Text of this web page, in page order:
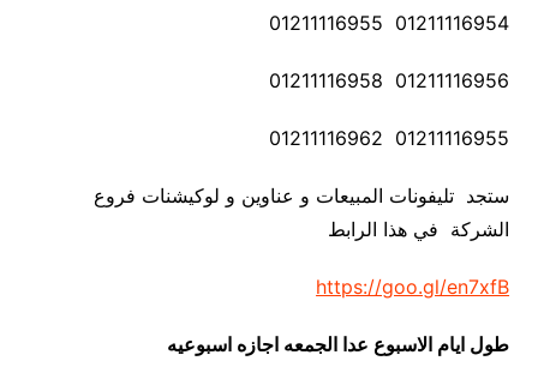
01211116954 01211116955
01211116956 01211116958
01211116955 01211116962
ستجد تليفونات المبيعات و عناوين و لوكيشنات فروع
الشركة في هذا الرابط
https://goo.gl/en7xfB
طول ايام الاسبوع عدا الجمعه اجازه اسبوعيه